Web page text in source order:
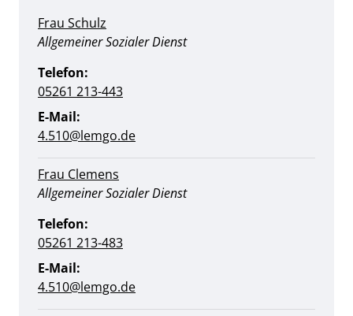
Frau Schulz
Position:
Allgemeiner Sozialer Dienst
Telefon:
05261 213-443
E-Mail:
4.510@lemgo.de
Frau Clemens
Position:
Allgemeiner Sozialer Dienst
Telefon:
05261 213-483
E-Mail:
4.510@lemgo.de